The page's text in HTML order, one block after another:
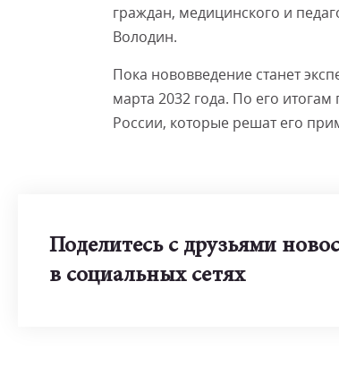
граждан, медицинского и
Володин.
Пока нововведение станет
марта 2032 года. По его
России, которые решат его
Поделитесь с друзьями
в социальных сетях